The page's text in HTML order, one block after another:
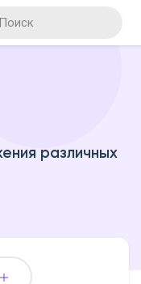
различных